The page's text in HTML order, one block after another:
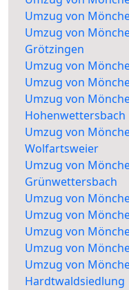
Umzug von
Umzug von
Grötzingen
Umzug von
Umzug von
Umzug von
Hohenwettersbach
Umzug von
Wolfartsweier
Umzug von
Grünwettersbach
Umzug von
Umzug von
Umzug von
Umzug von
Umzug von
Hardtwaldsiedlung